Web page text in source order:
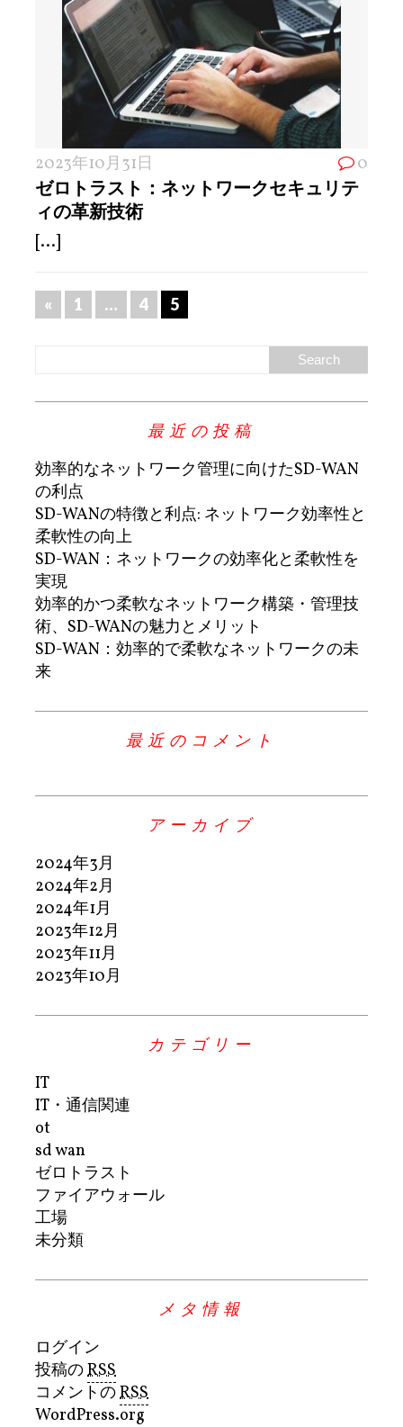
2023年10月31日 0
ゼロトラスト：ネットワークセキュリテ
ィの革新技術
[...]
« 1 … 4 5
最近の投稿
効率的なネットワーク管理に向けたSD-WAN
の利点
SD-WANの特徴と利点: ネットワーク効率性と
柔軟性の向上
SD-WAN：ネットワークの効率化と柔軟性を
実現
効率的かつ柔軟なネットワーク構築・管理技
術、SD-WANの魅力とメリット
SD-WAN：効率的で柔軟なネットワークの未
来
最近のコメント
アーカイブ
2024年3月
2024年2月
2024年1月
2023年12月
2023年11月
2023年10月
カテゴリー
IT
IT・通信関連
ot
sd wan
ゼロトラスト
ファイアウォール
工場
未分類
メタ情報
ログイン
投稿のRSS
コメントのRSS
WordPress.org